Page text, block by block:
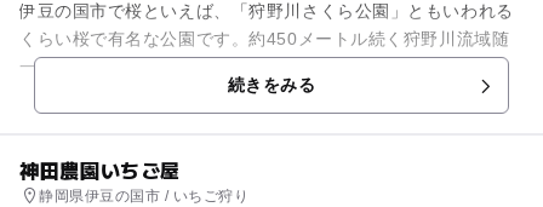
伊豆の国市で桜といえば、「狩野川さくら公園」ともいわれる
くらい桜で有名な公園です。約450メートル続く狩野川流域随
一の桜並木は一見の価値があります。桜の最盛期となる3月下
旬から4月上旬には、昼間...続きをみる
神田農園いちご屋
静岡県伊豆の国市 / いちご狩り